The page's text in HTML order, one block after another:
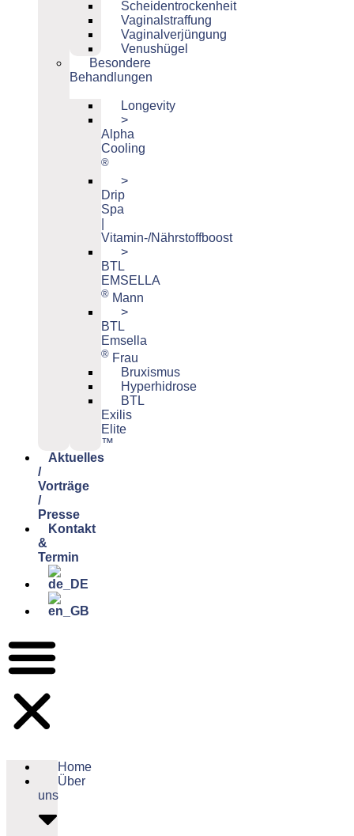
Scheidentrockenheit
Vaginalstraffung
Vaginalverjüngung
Venushügel
Besondere
Behandlungen
Longevity
>
Alpha
Cooling
®
>
Drip
Spa
Vitamin-/Nährstoffboost
>
BTL
EMSELLA
® Mann
>
BTL
Emsella
® Frau
Bruxismus
Hyperhidrose
BTL
Exilis
Elite
™
Aktuelles
/
Vorträge
/
Presse
Kontakt
&
Termin
Home
Über
uns